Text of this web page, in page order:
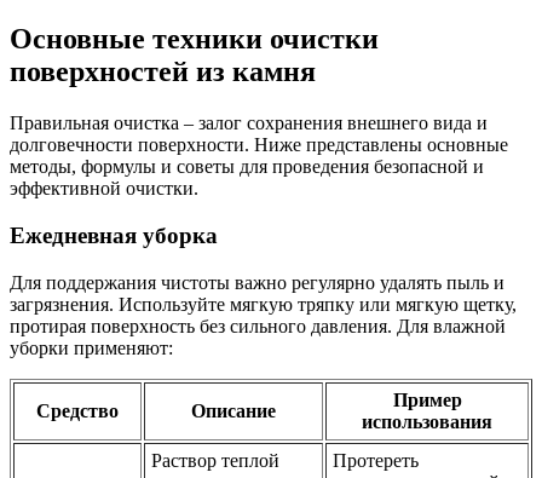
Основные техники очистки
поверхностей из камня
Правильная очистка – залог сохранения внешнего вида и
долговечности поверхности. Ниже представлены основные
методы, формулы и советы для проведения безопасной и
эффективной очистки.
Ежедневная уборка
Для поддержания чистоты важно регулярно удалять пыль и
загрязнения. Используйте мягкую тряпку или мягкую щетку,
протирая поверхность без сильного давления. Для влажной
уборки применяют:
Средство Описание
Пример
использования
Раствор теплой
Протереть